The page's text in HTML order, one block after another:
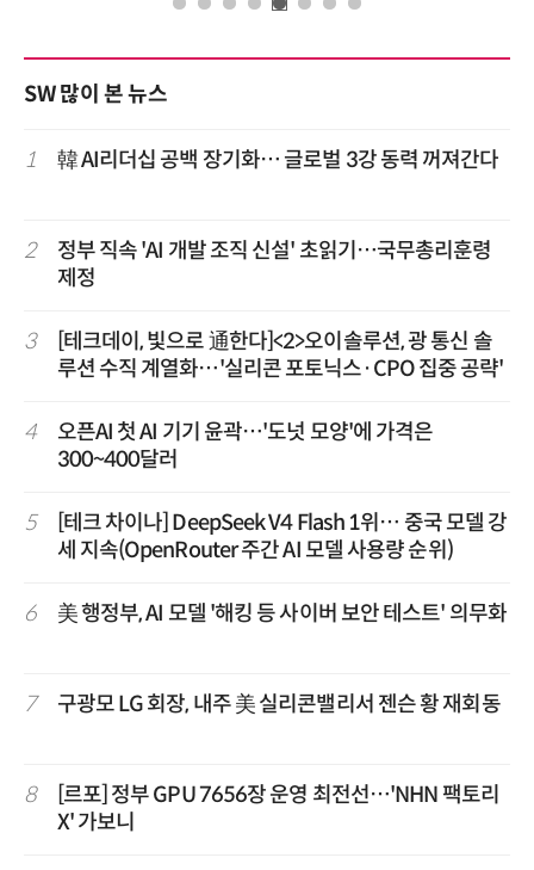
SW 많이 본 뉴스
1 韓 AI리더십 공백 장기화… 글로벌 3강 동력 꺼져간다
2
정부 직속 'AI 개발 조직 신설' 초읽기…국무총리훈령
제정
3
[테크데이, 빛으로 通한다]<2>오이솔루션, 광 통신 솔
루션 수직 계열화…'실리콘 포토닉스·CPO 집중 공략'
4
오픈AI 첫 AI 기기 윤곽…'도넛 모양'에 가격은
300~400달러
5
[테크 차이나] DeepSeek V4 Flash 1위… 중국 모델 강
세 지속(OpenRouter 주간 AI 모델 사용량 순위)
6 美 행정부, AI 모델 '해킹 등 사이버 보안 테스트' 의무화
7 구광모 LG 회장, 내주 美 실리콘밸리서 젠슨 황 재회동
8
[르포] 정부 GPU 7656장 운영 최전선…'NHN 팩토리
X' 가보니